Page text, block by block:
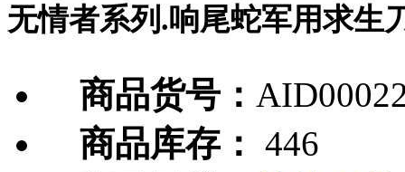
无情者系列.响尾蛇军用求生
商品货号：
商品库存： 446